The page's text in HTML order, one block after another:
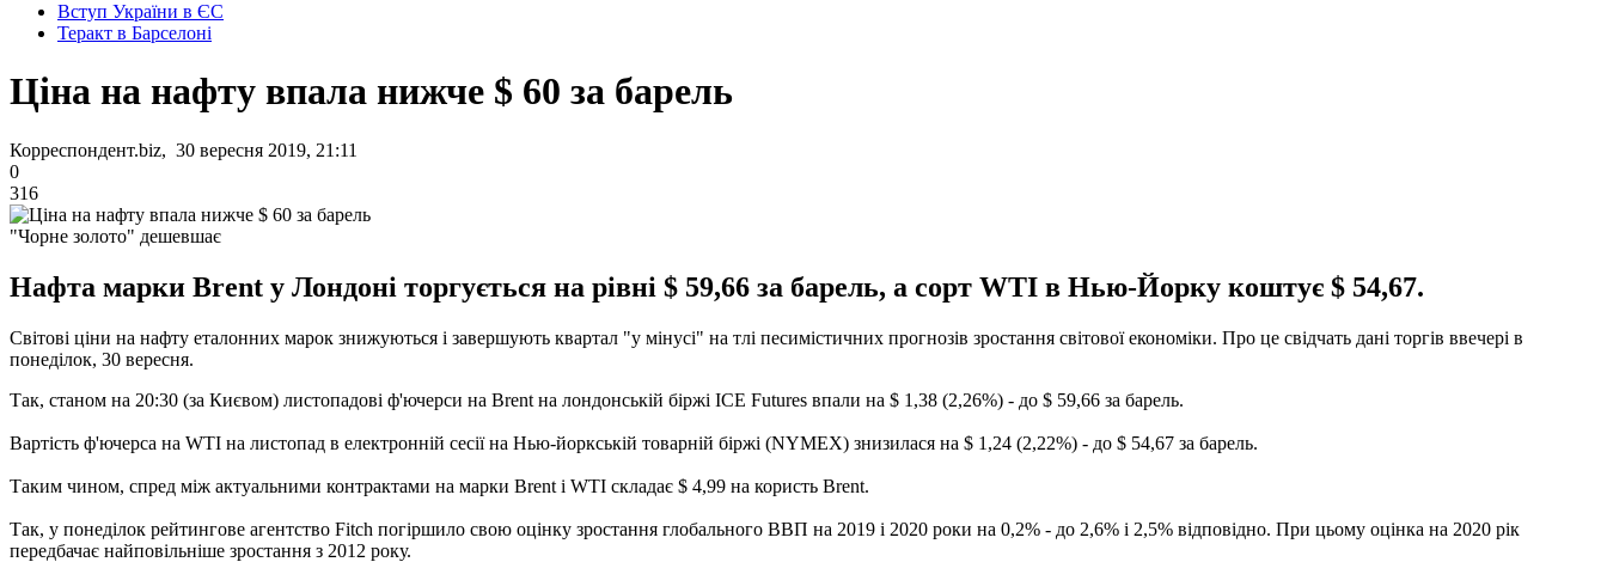
Вступ України в ЄС
Теракт в Барселоні
Ціна на нафту впала нижче $ 60 за барель
Корреспондент.biz, 30 вересня 2019, 21:11
0
316
"Чорне золото" дешевшає
Нафта марки Brent у Лондоні торгується на рівні $ 59,66 за барель, а сорт WTI в Нью-Йорку коштує $ 54,67.
Світові ціни на нафту еталонних марок знижуються і завершують квартал "у мінусі" на тлі песимістичних прогнозів зростання світової економіки. Про це свідчать дані торгів ввечері в
понеділок, 30 вересня.
Так, станом на 20:30 (за Києвом) листопадові ф'ючерси на Brent на лондонській біржі ICE Futures впали на $ 1,38 (2,26%) - до $ 59,66 за барель.
Вартість ф'ючерса на WTI на листопад в електронній сесії на Нью-йоркській товарній біржі (NYMEX) знизилася на $ 1,24 (2,22%) - до $ 54,67 за барель.
Таким чином, спред між актуальними контрактами на марки Brent і WTI складає $ 4,99 на користь Brent.
Так, у понеділок рейтингове агентство Fitch погіршило свою оцінку зростання глобального ВВП на 2019 і 2020 роки на 0,2% - до 2,6% і 2,5% відповідно. При цьому оцінка на 2020 рік
передбачає найповільніше зростання з 2012 року.